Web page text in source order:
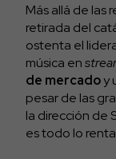
Más allá de las
retirada del
ostenta el
música en
de mercadoy
pesar de las
la dirección de
es todo lo